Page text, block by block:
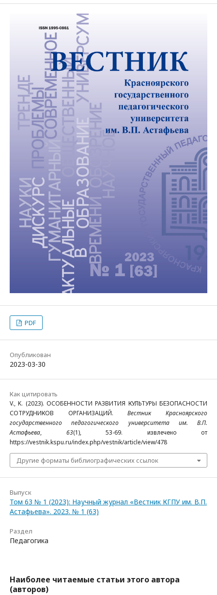
PDF
Опубликован
2023-03-30
Как цитировать
V., K. (2023). ОСОБЕННОСТИ РАЗВИТИЯ КУЛЬТУРЫ БЕЗОПАСНОСТИ
СОТРУДНИКОВ ОРГАНИЗАЦИЙ.Вестник Красноярского
государственного педагогического университета им. В.П.
Астафьева, 63(1), 53-69. извлечено от
https://vestnik.kspu.ru/index.php/vestnik/article/view/478
Другие форматы библиографических ссылок
Выпуск
Том 63 № 1 (2023): Научный журнал «Вестник КГПУ им. В.П.
Астафьева». 2023. № 1 (63)
Раздел
Педагогика
Наиболее читаемые статьи этого автора
(авторов)